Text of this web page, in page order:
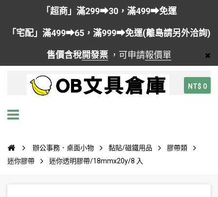
「超商」滿299➡30，滿499➡免運
「宅配」滿499➡65，滿999➡免運(離島請另外洽詢)
售價含稅開發票 ，可申請報價單
NT$ 0
辦公事務．桌面小物 黏貼/磁鐵用品
膠帶類
迷你膠帶
迷你透明膠帶/18mmx20y/8 入